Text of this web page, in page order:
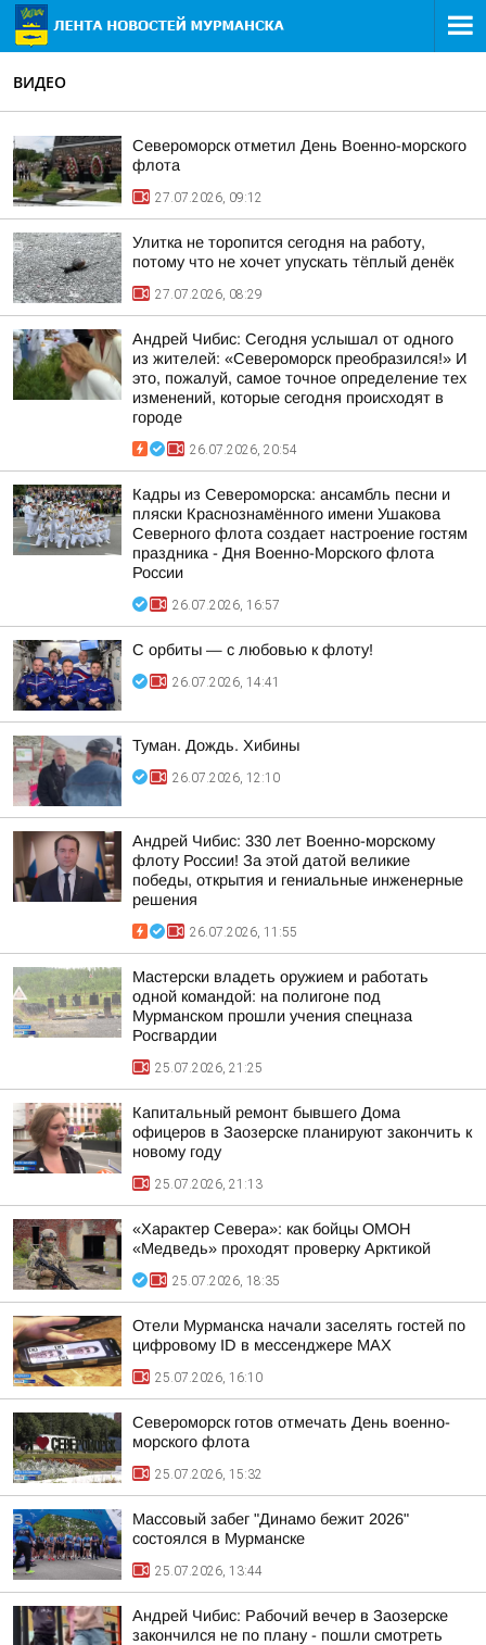
ВИДЕО
Североморск отметил День Военно-морского
флота
27.07.2026, 09:12
Улитка не торопится сегодня на работу,
потому что не хочет упускать тёплый денёк
27.07.2026, 08:29
Андрей Чибис: Сегодня услышал от одного
из жителей: «Североморск преобразился!» И
это, пожалуй, самое точное определение тех
изменений, которые сегодня происходят в
городе
26.07.2026, 20:54
Кадры из Североморска: ансамбль песни и
пляски Краснознамённого имени Ушакова
Северного флота создает настроение гостям
праздника - Дня Военно-Морского флота
России
26.07.2026, 16:57
С орбиты — с любовью к флоту!
26.07.2026, 14:41
Туман. Дождь. Хибины
26.07.2026, 12:10
Андрей Чибис: 330 лет Военно-морскому
флоту России! За этой датой великие
победы, открытия и гениальные инженерные
решения
26.07.2026, 11:55
Мастерски владеть оружием и работать
одной командой: на полигоне под
Мурманском прошли учения спецназа
Росгвардии
25.07.2026, 21:25
Капитальный ремонт бывшего Дома
офицеров в Заозерске планируют закончить к
новому году
25.07.2026, 21:13
«Характер Севера»: как бойцы ОМОН
«Медведь» проходят проверку Арктикой
25.07.2026, 18:35
Отели Мурманска начали заселять гостей по
цифровому ID в мессенджере MAX
25.07.2026, 16:10
Североморск готов отмечать День военно-
морского флота
25.07.2026, 15:32
Массовый забег "Динамо бежит 2026"
состоялся в Мурманске
25.07.2026, 13:44
Андрей Чибис: Рабочий вечер в Заозерске
закончился не по плану - пошли смотреть